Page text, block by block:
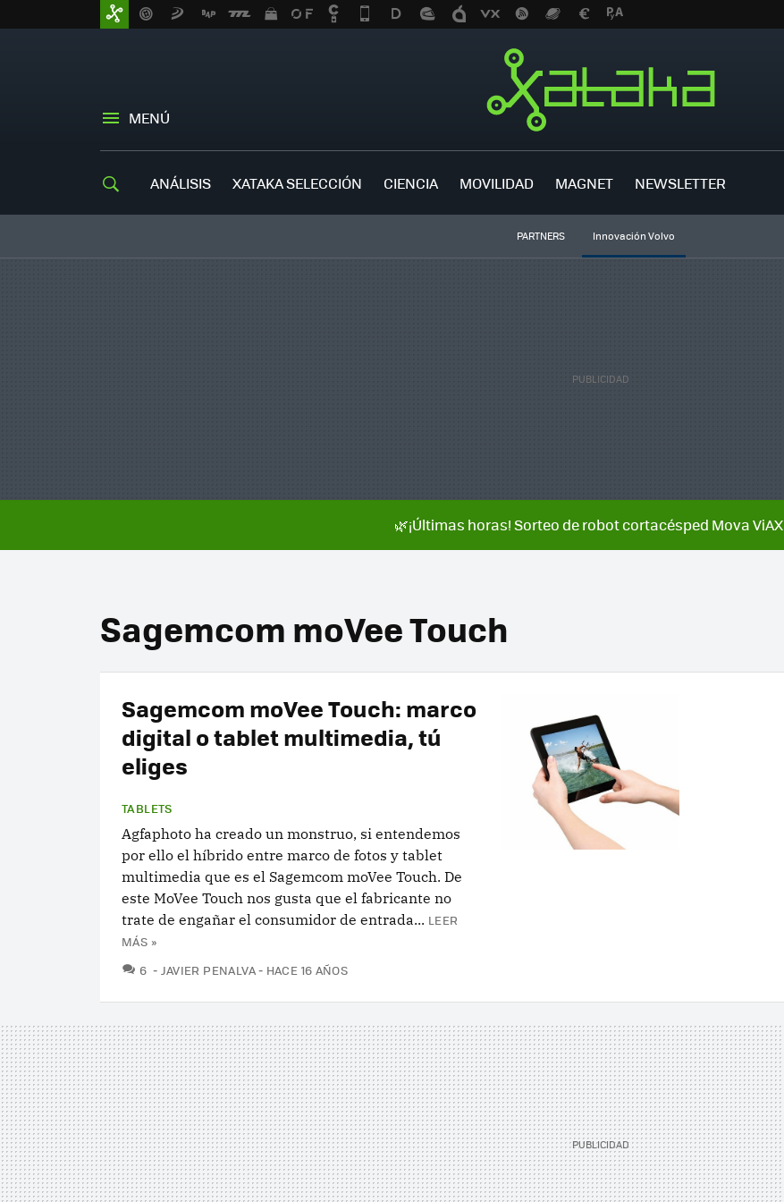
MENÚ
ANÁLISIS XATAKA SELECCIÓN CIENCIA MOVILIDAD MAGNET NEWSLETTER
PARTNERS Innovación Volvo
🌿¡Últimas horas! Sorteo de robot cortacésped Mova ViAX
Sagemcom moVee Touch
Sagemcom moVee Touch: marco
digital o tablet multimedia, tú
eliges
TABLETS
Agfaphoto ha creado un monstruo, si entendemos
por ello el híbrido entre marco de fotos y tablet
multimedia que es el Sagemcom moVee Touch. De
este MoVee Touch nos gusta que el fabricante no
trate de engañar el consumidor de entrada... LEER
MÁS »
6 COMENTARIOS
JAVIER PENALVA HACE 16 AÑOS